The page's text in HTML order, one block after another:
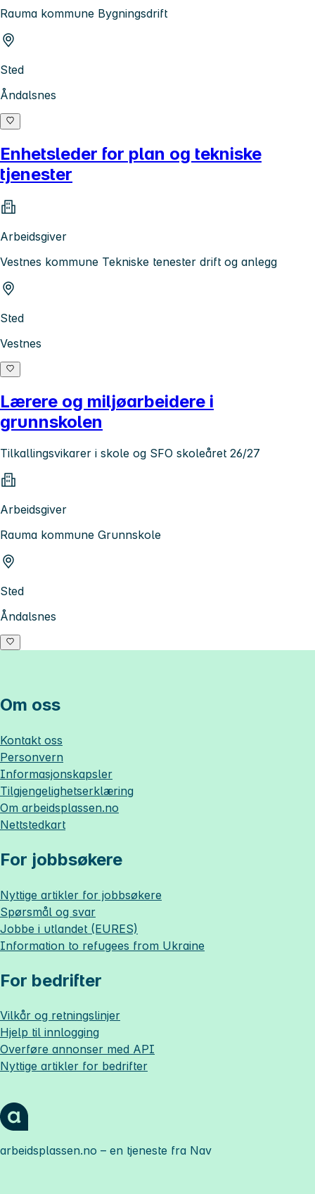
Rauma kommune Bygningsdrift
Sted
Åndalsnes
Enhetsleder for plan og tekniske
tjenester
Arbeidsgiver
Vestnes kommune Tekniske tenester drift og anlegg
Sted
Vestnes
Lærere og miljøarbeidere i
grunnskolen
Tilkallingsvikarer i skole og SFO skoleåret 26/27
Arbeidsgiver
Rauma kommune Grunnskole
Sted
Åndalsnes
Om oss
Kontakt oss
Personvern
Informasjonskapsler
Tilgjengelighetserklæring
Om arbeidsplassen.no
Nettstedkart
For jobbsøkere
Nyttige artikler for jobbsøkere
Spørsmål og svar
Jobbe i utlandet (EURES)
Information to refugees from Ukraine
For bedrifter
Vilkår og retningslinjer
Hjelp til innlogging
Overføre annonser med API
Nyttige artikler for bedrifter
arbeidsplassen.no – en tjeneste fra Nav